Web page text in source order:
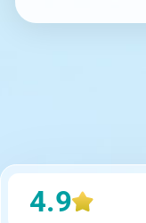
4.9